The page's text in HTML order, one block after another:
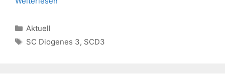
Kategorien
Aktuell
Schlagwörter
SC Diogenes 3, SCD3